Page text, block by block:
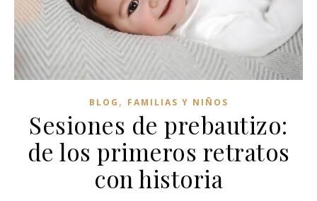
BLOG , FAMILIAS Y NIÑOS
Sesiones de prebautizo:
de los primeros retratos
con historia